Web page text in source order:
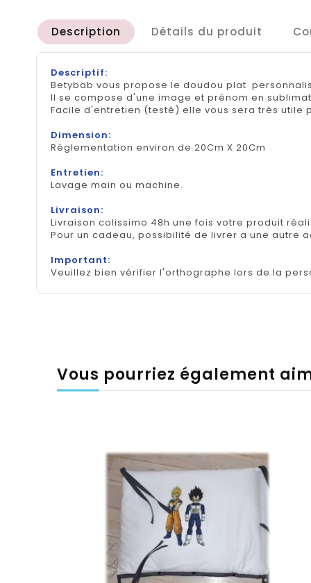
Description Détails du produit
Descriptif:
Betybab vous propose le doudou plat
Il se compose d'une image et prénom en
Facile d'entretien (testé) elle vous sera très utile
Dimension:
Réglementation environ de 20Cm X 20Cm
Entretien:
Lavage main ou machine.
Livraison:
Livraison colissimo 48h une fois votre produit
Pour un cadeau, possibilité de livrer a une autre
Important:
Veuillez bien vérifier l'orthographe lors de la
Vous pourriez également